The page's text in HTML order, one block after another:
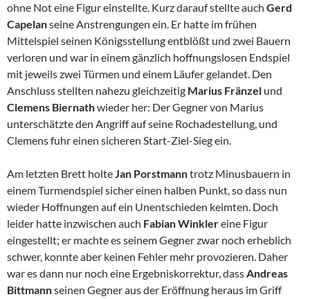
ohne Not eine Figur einstellte. Kurz darauf stellte auch Gerd
Capelanseine Anstrengungen ein. Er hatte im frühen
Mittelspiel seinen Königsstellung entblößt und zwei Bauern
verloren und war in einem gänzlich hoffnungslosen Endspiel
mit jeweils zwei Türmen und einem Läufer gelandet. Den
Anschluss stellten nahezu gleichzeitig Marius Fränzel und
Clemens Biernathwieder her: Der Gegner von Marius
unterschätzte den Angriff auf seine Rochadestellung, und
Clemens fuhr einen sicheren Start-Ziel-Sieg ein.
Am letzten Brett holteJan Porstmanntrotz Minusbauern in
einem Turmendspiel sicher einen halben Punkt, so dass nun
wieder Hoffnungen auf ein Unentschieden keimten. Doch
leider hatte inzwischen auch Fabian Winklereine Figur
eingestellt; er machte es seinem Gegner zwar noch erheblich
schwer, konnte aber keinen Fehler mehr provozieren. Daher
war es dann nur noch eine Ergebniskorrektur, dassAndreas
Bittmannseinen Gegner aus der Eröffnung heraus im Griff